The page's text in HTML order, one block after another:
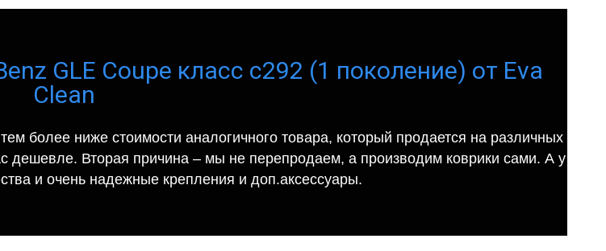
GLE Coupe класс c292 (1 поколение) от Eva
Clean
более ниже стоимости аналогичного товара, который продается на различных
дешевле. Вторая причина – мы не перепродаем, а производим коврики сами. А у
и очень надежные крепления и доп.аксессуары.